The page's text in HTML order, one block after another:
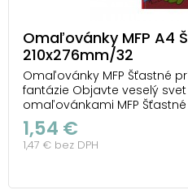
Omaľovánky MFP A4
210x276mm/32
Omaľovánky MFP Šťastné
fantázie Objavte veselý
omaľovánkami MFP
vtipné príšerky potešia
podporia jeho kreativitu,
motoriku. Každá stránka
1,54 €
1,47 € bez DPH